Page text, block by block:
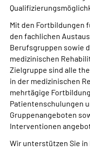
Mit den Fortbildungen
den fachlichen
Berufsgruppen sowie
medizinischen
Zielgruppe sind alle
in der medizinischen
mehrtägige
Patientenschulungen
Gruppenangeboten
Interventionen
Wir unterstützen Sie